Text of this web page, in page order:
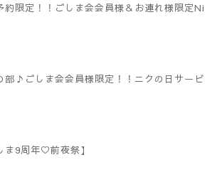
限定！！ごしま会会員様＆お連れ様限定Ni
♪ごしま会会員様限定！！ニクの日サービ
ま9周年♡前夜祭】